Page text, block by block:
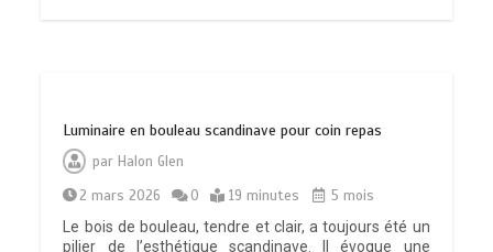
Luminaire en bouleau scandinave pour coin repas
par Halon Glen
2 mars 2026
0 19 minutes
5 mois
Le bois de bouleau, tendre et clair, a toujours été un
pilier de l’esthétique scandinave. Il évoque une